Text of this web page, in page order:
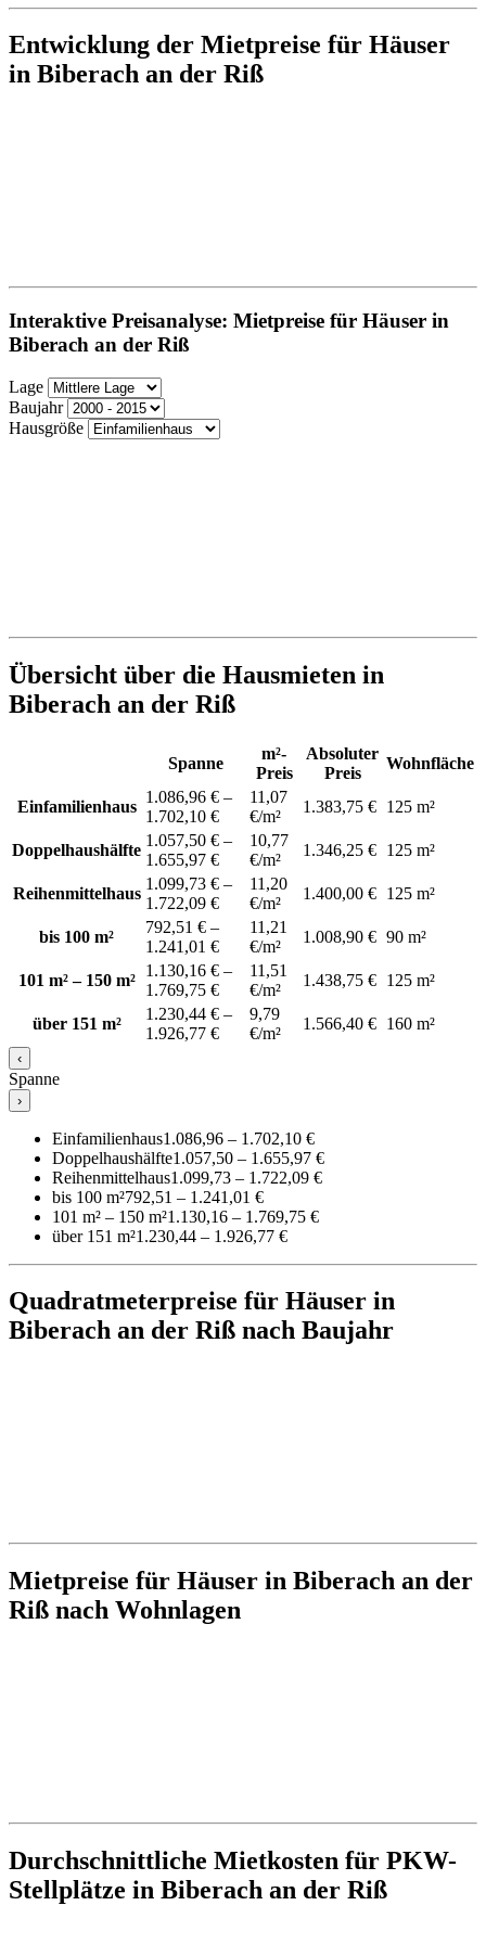
Entwicklung der Mietpreise für Häuser
in Biberach an der Riß
Interaktive Preisanalyse: Mietpreise für Häuser in
Biberach an der Riß
Lage
Baujahr
Hausgröße
Übersicht über die Hausmieten in
Biberach an der Riß
Spanne
m²-
Preis
Absoluter
Preis
Wohnfläche
Einfamilienhaus
1.086,96 € –
1.702,10 €
11,07
€/m²
1.383,75 € 125 m²
Doppelhaushälfte
1.057,50 € –
1.655,97 €
10,77
€/m²
1.346,25 € 125 m²
Reihenmittelhaus
1.099,73 € –
1.722,09 €
11,20
€/m²
1.400,00 € 125 m²
bis 100 m²
792,51 € –
1.241,01 €
11,21
€/m²
1.008,90 € 90 m²
101 m² – 150 m²
1.130,16 € –
1.769,75 €
11,51
€/m²
1.438,75 € 125 m²
über 151 m²
1.230,44 € –
1.926,77 €
9,79
€/m²
1.566,40 € 160 m²
‹
Spanne
›
Einfamilienhaus1.086,96 – 1.702,10 €
Doppelhaushälfte1.057,50 – 1.655,97 €
Reihenmittelhaus1.099,73 – 1.722,09 €
bis 100 m²792,51 – 1.241,01 €
101 m² – 150 m²1.130,16 – 1.769,75 €
über 151 m²1.230,44 – 1.926,77 €
Quadratmeterpreise für Häuser in
Biberach an der Riß nach Baujahr
Mietpreise für Häuser in Biberach an der
Riß nach Wohnlagen
Durchschnittliche Mietkosten für PKW-
Stellplätze in Biberach an der Riß